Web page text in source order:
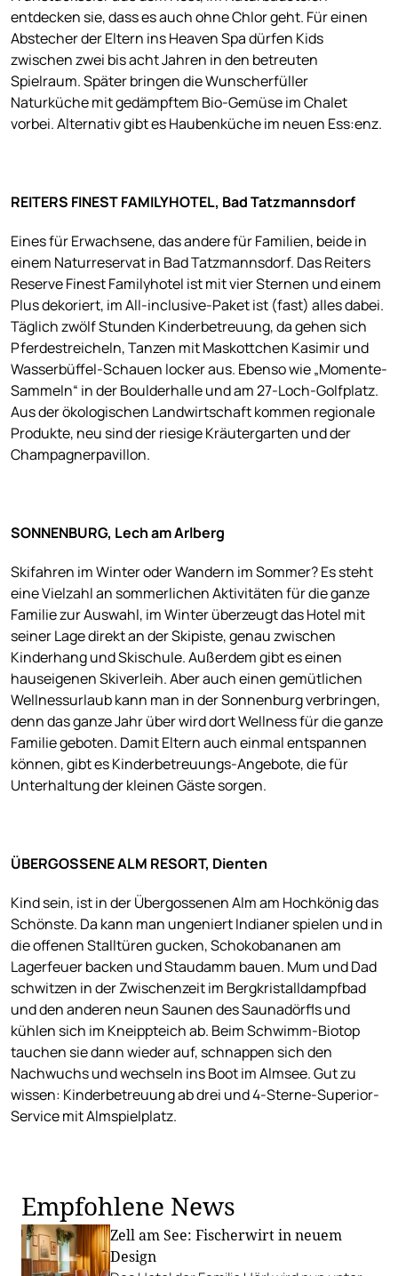
entdecken sie, dass es auch ohne Chlor geht. Für einen
Abstecher der Eltern ins Heaven Spa dürfen Kids
zwischen zwei bis acht Jahren in den betreuten
Spielraum. Später bringen die Wunscherfüller
Naturküche mit gedämpftem Bio-Gemüse im Chalet
vorbei. Alternativ gibt es Haubenküche im neuen Ess:enz.
REITERS FINEST FAMILYHOTEL, Bad Tatzmannsdorf
Eines für Erwachsene, das andere für Familien, beide in
einem Naturreservat in Bad Tatzmannsdorf. Das Reiters
Reserve Finest Familyhotel ist mit vier Sternen und einem
Plus dekoriert, im All-inclusive-Paket ist (fast) alles dabei.
Täglich zwölf Stunden Kinderbetreuung, da gehen sich
Pferdestreicheln, Tanzen mit Maskottchen Kasimir und
Wasserbüffel-Schauen locker aus. Ebenso wie „Momente-
Sammeln“ in der Boulderhalle und am 27-Loch-Golfplatz.
Aus der ökologischen Landwirtschaft kommen regionale
Produkte, neu sind der riesige Kräutergarten und der
Champagnerpavillon.
SONNENBURG, Lech am Arlberg
Skifahren im Winter oder Wandern im Sommer? Es steht
eine Vielzahl an sommerlichen Aktivitäten für die ganze
Familie zur Auswahl, im Winter überzeugt das Hotel mit
seiner Lage direkt an der Skipiste, genau zwischen
Kinderhang und Skischule. Außerdem gibt es einen
hauseigenen Skiverleih. Aber auch einen gemütlichen
Wellnessurlaub kann man in der Sonnenburg verbringen,
denn das ganze Jahr über wird dort Wellness für die ganze
Familie geboten. Damit Eltern auch einmal entspannen
können, gibt es Kinderbetreuungs-Angebote, die für
Unterhaltung der kleinen Gäste sorgen.
ÜBERGOSSENE ALM RESORT, Dienten
Kind sein, ist in der Übergossenen Alm am Hochkönig das
Schönste. Da kann man ungeniert Indianer spielen und in
die offenen Stalltüren gucken, Schokobananen am
Lagerfeuer backen und Staudamm bauen. Mum und Dad
schwitzen in der Zwischenzeit im Bergkristalldampfbad
und den anderen neun Saunen des Saunadörfls und
kühlen sich im Kneippteich ab. Beim Schwimm-Biotop
tauchen sie dann wieder auf, schnappen sich den
Nachwuchs und wechseln ins Boot im Almsee. Gut zu
wissen: Kinderbetreuung ab drei und 4-Sterne-Superior-
Service mit Almspielplatz.
Empfohlene News
Zell am See: Fischerwirt in neuem
Design